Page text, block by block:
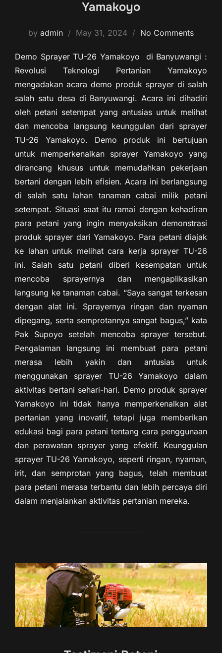
Yamakoyo
by admin May 31, 2024 No Comments
Demo Sprayer TU-26 Yamakoyo di Banyuwangi :
Revolusi Teknologi Pertanian Yamakoyo
mengadakan acara demo produk sprayer di salah
salah satu desa di Banyuwangi. Acara ini dihadiri
oleh petani setempat yang antusias untuk melihat
dan mencoba langsung keunggulan dari sprayer
TU-26 Yamakoyo. Demo produk ini bertujuan
untuk memperkenalkan sprayer Yamakoyo yang
dirancang khusus untuk memudahkan pekerjaan
bertani dengan lebih efisien. Acara ini berlangsung
di salah satu lahan tanaman cabai milik petani
setempat. Situasi saat itu ramai dengan kehadiran
para petani yang ingin menyaksikan demonstrasi
produk sprayer dari Yamakoyo. Para petani diajak
ke lahan untuk melihat cara kerja sprayer TU-26
ini. Salah satu petani diberi kesempatan untuk
mencoba sprayernya dan mengaplikasikan
langsung ke tanaman cabai. “Saya sangat terkesan
dengan alat ini. Sprayernya ringan dan nyaman
dipegang, serta semprotannya sangat bagus,” kata
Pak Supoyo setelah mencoba sprayer tersebut.
Pengalaman langsung ini membuat para petani
merasa lebih yakin dan antusias untuk
menggunakan sprayer TU-26 Yamakoyo dalam
aktivitas bertani sehari-hari. Demo produk sprayer
Yamakoyo ini tidak hanya memperkenalkan alat
pertanian yang inovatif, tetapi juga memberikan
edukasi bagi para petani tentang cara penggunaan
dan perawatan sprayer yang efektif. Keunggulan
sprayer TU-26 Yamakoyo, seperti ringan, nyaman,
irit, dan semprotan yang bagus, telah membuat
para petani merasa terbantu dan lebih percaya diri
dalam menjalankan aktivitas pertanian mereka.